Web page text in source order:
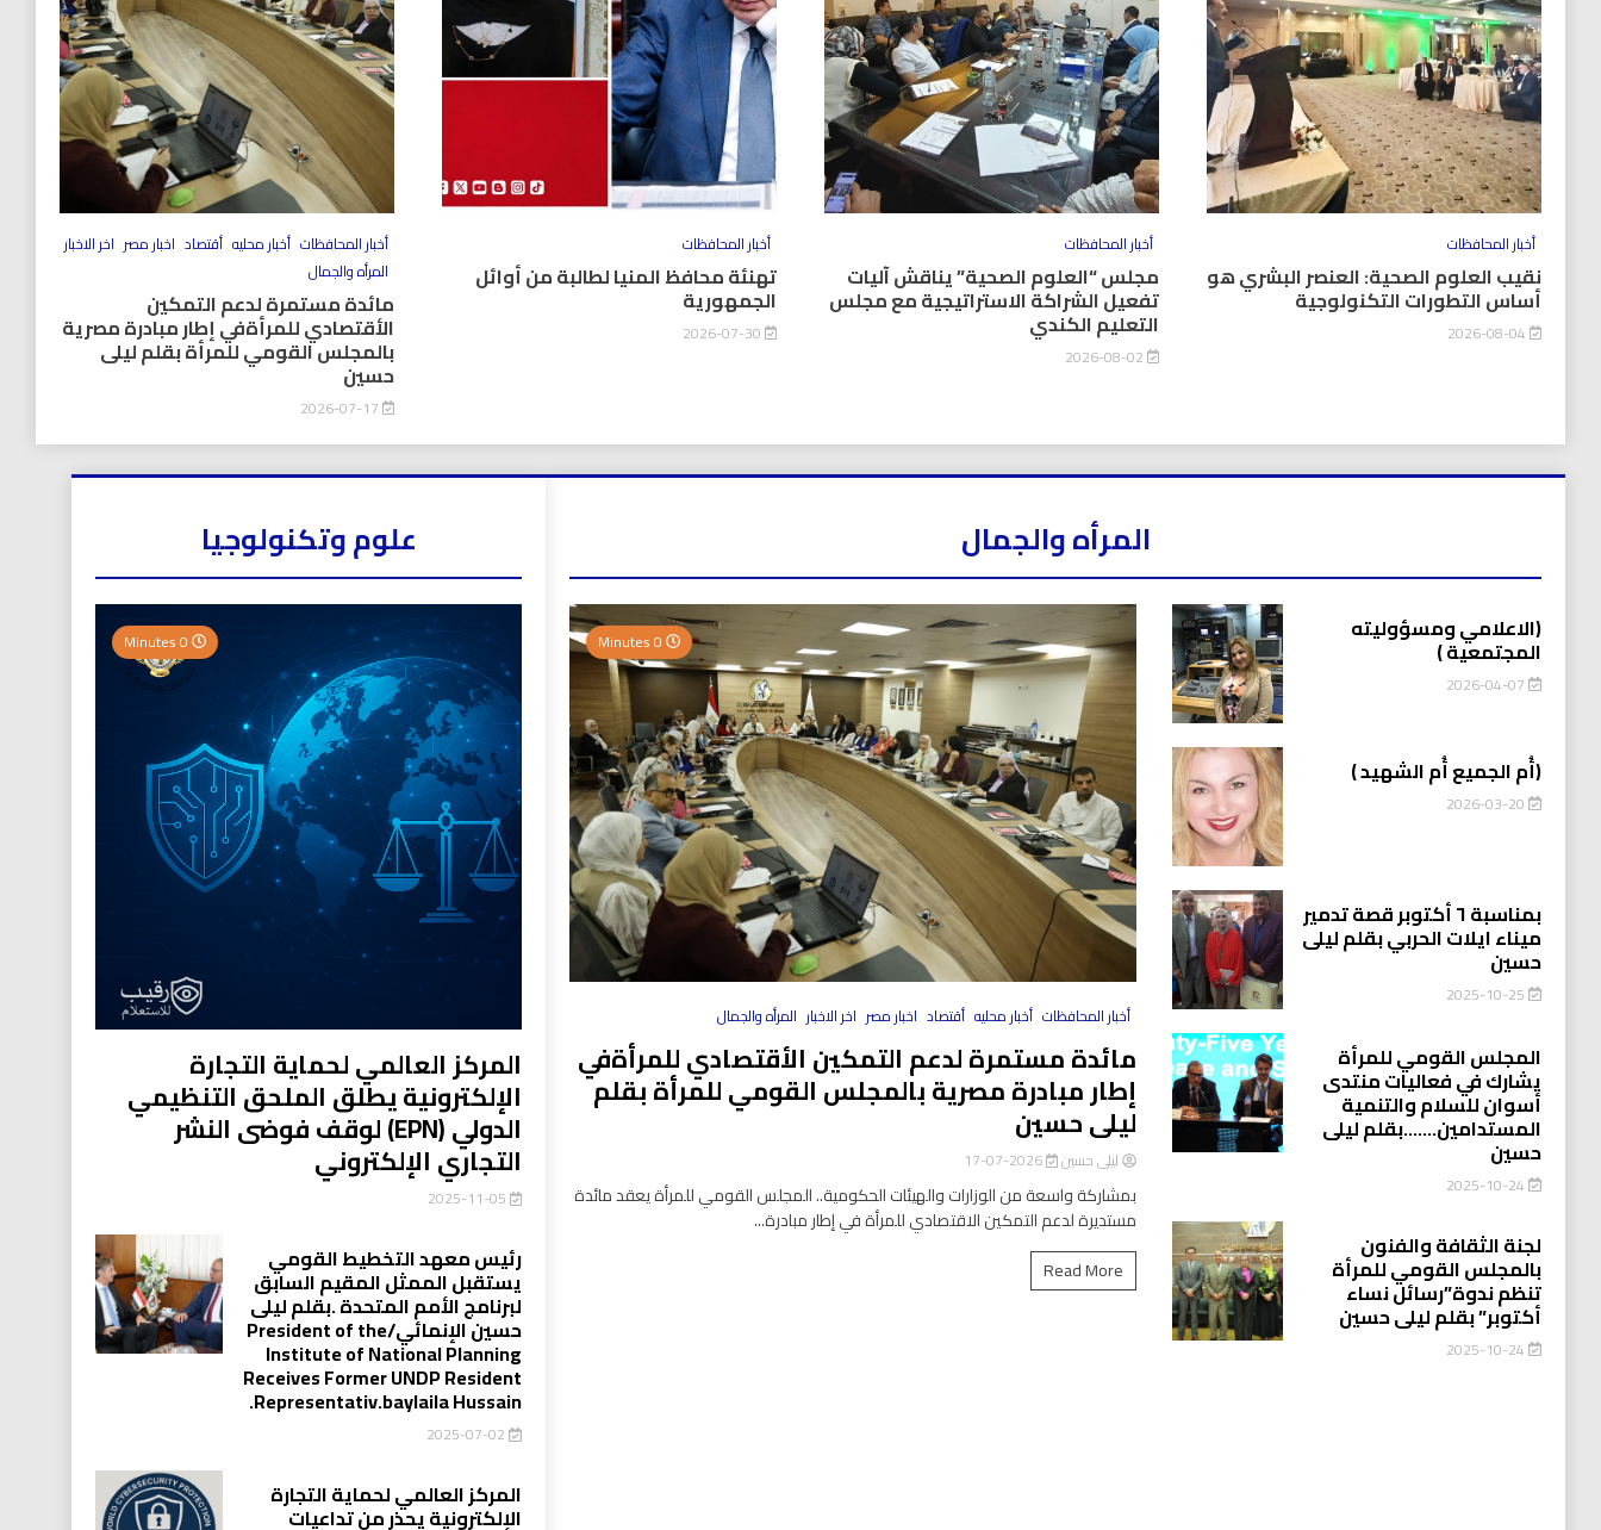
أخبار المحافظات
نقيب العلوم الصحية: العنصر البشري هو
أساس التطورات التكنولوجية
أخبار المحافظات
مجلس “العلوم الصحية” يناقش آليات
تفعيل الشراكة الاستراتيجية مع مجلس
التعليم الكندي
أخبار المحافظات
تهنئة محافظ المنيا لطالبة من أوائل
الجمهورية
أخبار المحافظات أخبار محليه أقتصاد اخبار مصر اخر الاخبار
المرأه والجمال
مائدة مستمرة لدعم التمكين
الأقتصادي للمرأةفي إطار مبادرة مصرية
بالمجلس القومي للمرأة بقلم ليلى
حسين
المرأه والجمال
0 Minutes
أخبار المحافظات أخبار محليه أقتصاد اخبار مصر اخر الاخبار المرأه والجمال
مائدة مستمرة لدعم التمكين الأقتصادي للمرأةفي
إطار مبادرة مصرية بالمجلس القومي للمرأة بقلم
ليلى حسين
ليلى حسين 2026-07-17
بمشاركة واسعة من الوزارات والهيئات الحكومية.. المجلس القومي للمرأة يعقد مائدة
مستديرة لدعم التمكين الاقتصادي للمرأة في إطار مبادرة...
Read More
(الاعلامي ومسؤوليته
المجتمعية )
2026-04-07
(أُم الجميع أُم الشهيد )
2026-03-20
بمناسبة ٦ أكتوبر قصة تدمير
ميناء ايلات الحربي بقلم ليلى
حسين
2025-10-25
المجلس القومي للمرأة
يشارك في فعاليات منتدى
أسوان للسلام والتنمية
المستدامين…….بقلم ليلى
حسين
2025-10-24
لجنة الثقافة والفنون
بالمجلس القومي للمرأة
تنظم ندوة”رسائل نساء
أكتوبر” بقلم ليلى حسين
2025-10-24
علوم وتكنولوجيا
0 Minutes
المركز العالمي لحماية التجارة
الإلكترونية يطلق الملحق التنظيمي
الدولي (EPN) لوقف فوضى النشر
التجاري الإلكتروني
رئيس معهد التخطيط القومي
يستقبل الممثل المقيم السابق
لبرنامج الأمم المتحدة .بقلم ليلى
حسين الإنمائي/President of the
Institute of National Planning
Receives Former UNDP Resident
.Representativ.baylaila Hussain
2025-07-02
المركز العالمي لحماية التجارة
الإلكترونية يحذر من تداعيات